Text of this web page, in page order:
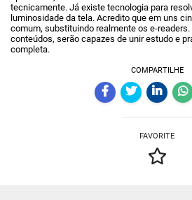
tecnicamente. Já existe tecnologia para
luminosidade da tela. Acredito que em uns
comum, substituindo realmente os e-readers.
conteúdos, serão capazes de unir estudo e
completa.
COMPARTILHE
FAVORITE